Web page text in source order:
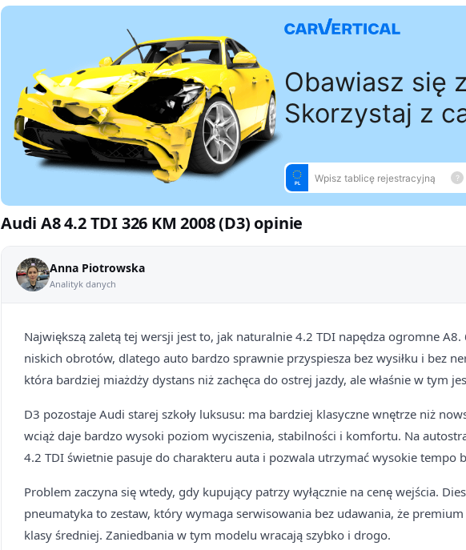
Audi A8 4.2 TDI 326 KM 2008 (D3) opinie
Anna Piotrowska
Analityk danych
Największą zaletą tej wersji jest to, jak naturalnie 4.2 TDI napędza ogromne
niskich obrotów, dlatego auto bardzo sprawnie przyspiesza bez wysiłku i bez
która bardziej miażdży dystans niż zachęca do ostrej jazdy, ale właśnie w tym
D3 pozostaje Audi starej szkoły luksusu: ma bardziej klasyczne wnętrze niż
wciąż daje bardzo wysoki poziom wyciszenia, stabilności i komfortu. Na
4.2 TDI świetnie pasuje do charakteru auta i pozwala utrzymać wysokie tempo
Problem zaczyna się wtedy, gdy kupujący patrzy wyłącznie na cenę wejścia.
pneumatyka to zestaw, który wymaga serwisowania bez udawania, że
klasy średniej. Zaniedbania w tym modelu wracają szybko i drogo.